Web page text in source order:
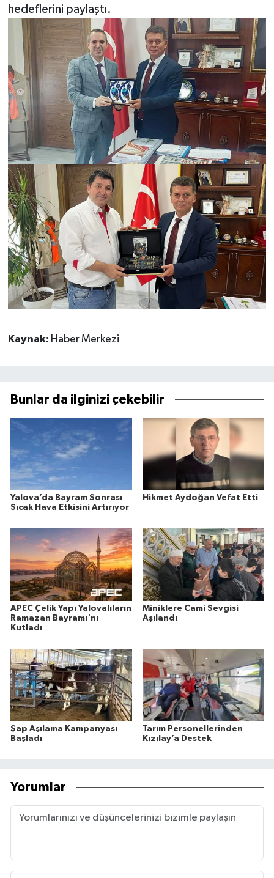
hedeflerini paylaştı.
Kaynak: Haber Merkezi
Bunlar da ilginizi çekebilir
Yalova’da Bayram Sonrası
Sıcak Hava Etkisini Artırıyor
Hikmet Aydoğan Vefat Etti
APEC Çelik Yapı Yalovalıların
Ramazan Bayramı'nı
Kutladı
Miniklere Cami Sevgisi
Aşılandı
Şap Aşılama Kampanyası
Başladı
Tarım Personellerinden
Kızılay’a Destek
Yorumlar